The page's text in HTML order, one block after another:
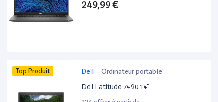
249,99 €
Top Produit Dell - Ordinateur portable
Dell Latitude 7490 14”